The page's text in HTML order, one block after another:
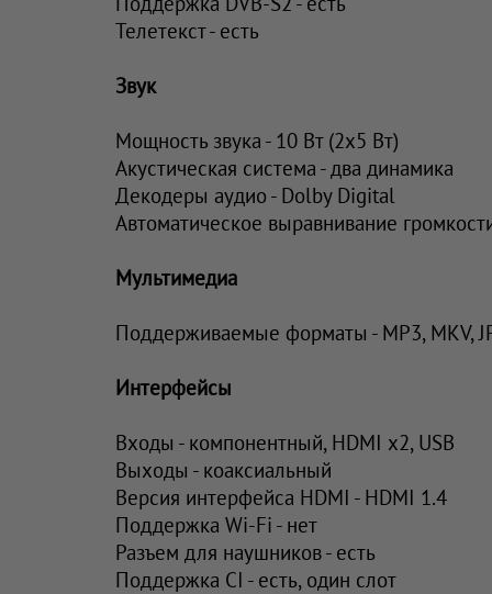
Телетекст - есть
Звук
Мощность звука - 10 Вт (2х5 Вт)
Акустическая система - два динамика
Декодеры аудио - Dolby Digital
Автоматическое выравнивание
Мультимедиа
Поддерживаемые форматы - MP3, MKV,
Интерфейсы
Входы - компонентный, HDMI x2, USB
Выходы - коаксиальный
Версия интерфейса HDMI - HDMI 1.4
Поддержка Wi-Fi - нет
Разъем для наушников - есть
Поддержка CI - есть, один слот